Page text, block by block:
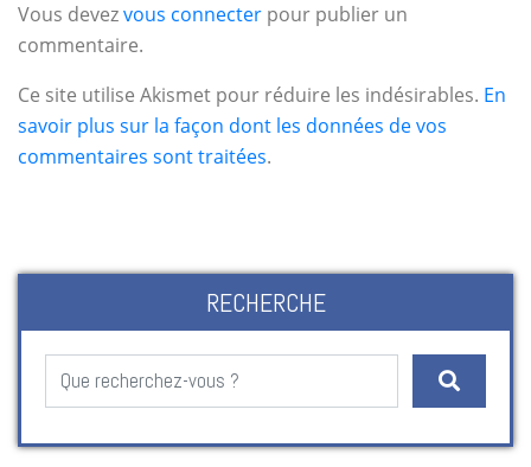
Vous devezvous connecter pour publier un
commentaire.
Ce site utilise Akismet pour réduire les indésirables. En
savoir plus sur la façon dont les données de vos
commentaires sont traitées.
RECHERCHE